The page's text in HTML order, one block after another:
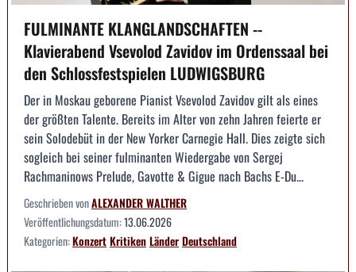
FULMINANTE KLANGLANDSCHAFTEN --
Klavierabend Vsevolod Zavidov im Ordenssaal bei
den Schlossfestspielen LUDWIGSBURG
Der in Moskau geborene Pianist Vsevolod Zavidov gilt als eines
der größten Talente. Bereits im Alter von zehn Jahren feierte er
sein Solodebüt in der New Yorker Carnegie Hall. Dies zeigte sich
sogleich bei seiner fulminanten Wiedergabe von Sergej
Rachmaninows Prelude, Gavotte & Gigue nach Bachs E-Du...
Geschrieben vonALEXANDER WALTHER
Veröffentlichungsdatum:13.06.2026
Kategorien:KonzertKritikenLänderDeutschland